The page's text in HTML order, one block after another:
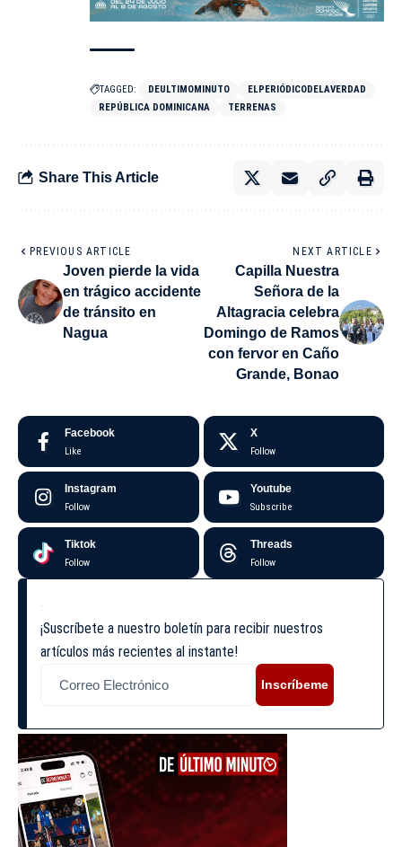
TAGGED: DEULTIMOMINUTO
ELPERIÓDICODELAVERDAD
REPÚBLICA DOMINICANA
TERRENAS
Share This Article
PREVIOUS ARTICLE
Joven pierde la vida
en trágico accidente
de tránsito en
Nagua
NEXT ARTICLE
Capilla Nuestra
Señora de la
Altagracia celebra
Domingo de Ramos
con fervor en Caño
Grande, Bonao
Facebook
Like
X
Follow
Instagram
Follow
Youtube
Subscribe
Tiktok
Follow
Threads
Follow
¡Suscríbete a nuestro boletín para recibir nuestros
artículos más recientes al instante!
Inscríbeme